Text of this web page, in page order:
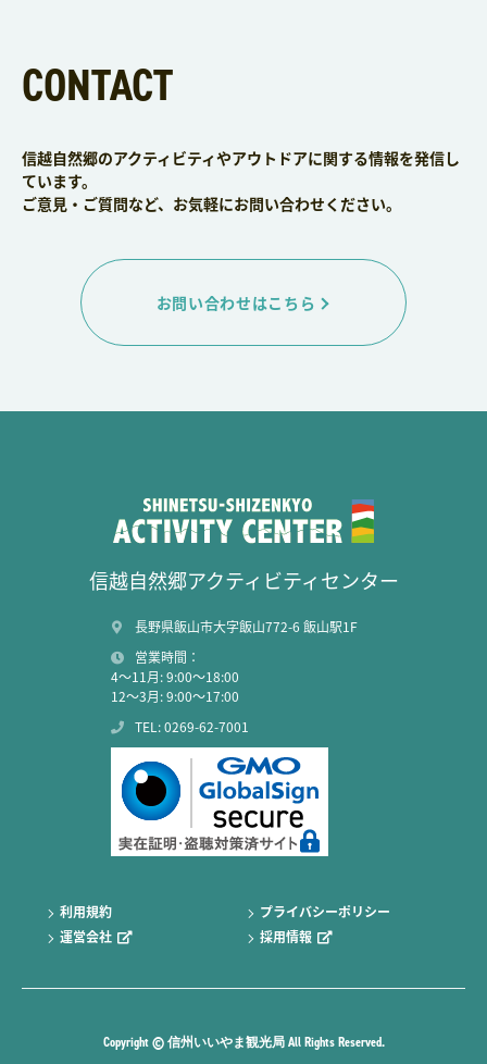
CONTACT
信越自然郷のアクティビティやアウトドアに関する情報を発信し
ています。
ご意見・ご質問など、お気軽にお問い合わせください。
お問い合わせはこちら
信越自然郷アクティビティセンター
長野県飯山市大字飯山772-6 飯山駅1F
営業時間：
4～11月: 9:00～18:00
12～3月: 9:00～17:00
TEL: 0269-62-7001
Copyright © 信州いいやま観光局 All Rights Reserved.
運営会社 採用情報
利用規約 プライバシーポリシー